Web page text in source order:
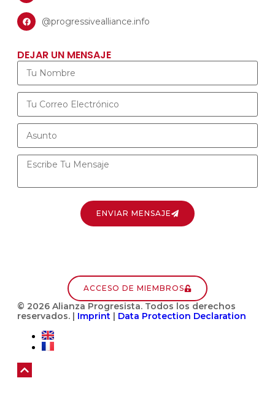
@progressivealliance.info
DEJAR UN MENSAJE
ENVIAR MENSAJE
© 2026 Alianza Progresista. Todos los derechos
reservados. | Imprint Data Protection Declaration
ACCESO DE MIEMBROS